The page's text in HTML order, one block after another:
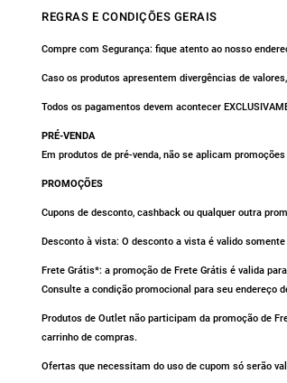
REGRAS E CONDIÇÕES GERAIS
Compre com Segurança: fique atento ao nosso
Caso os produtos apresentem divergências de
Todos os pagamentos devem acontecer
PRÉ-VENDA
Em produtos de pré-venda, não se aplicam
PROMOÇÕES
Cupons de desconto, cashback ou qualquer outra
Desconto à vista: O desconto a vista é valido
Frete Grátis*: a promoção de Frete Grátis é valida
Consulte a condição promocional para seu endereço
Produtos de Outlet não participam da promoção de
carrinho de compras.
Ofertas que necessitam do uso de cupom só serão